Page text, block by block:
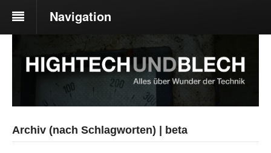
Navigation
Archiv (nach Schlagworten) | beta